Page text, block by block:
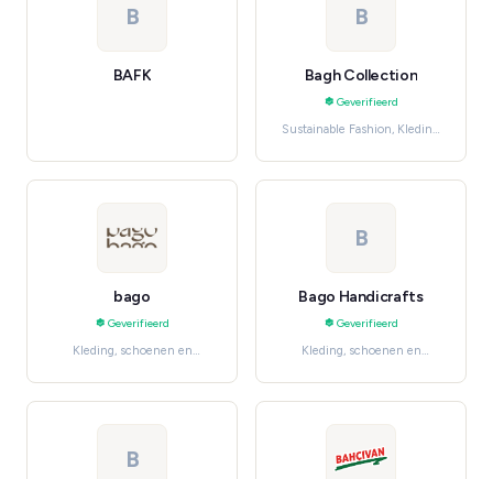
B
BAFK
B
Bagh Collection
Geverifieerd
Sustainable Fashion, Kleding,
bago
Geverifieerd
Kleding, schoenen en
Cultural
B
Bago Handicrafts
Geverifieerd
Kleding, schoenen en
Fashion
B